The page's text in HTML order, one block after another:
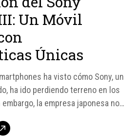
Un Móvil
Únicas
ha visto cómo Sony, un
ha ido perdiendo terreno en los
la empresa japonesa no
premium que busca recuperar el